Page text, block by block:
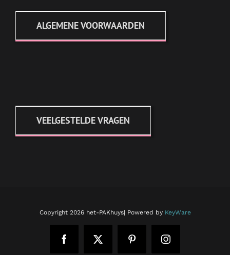
ALGEMENE VOORWAARDEN
VEELGESTELDE VRAGEN
Copyright 2026 het-PAKhuys| Powered by KeyWare
FacebookX PinterestInstagram